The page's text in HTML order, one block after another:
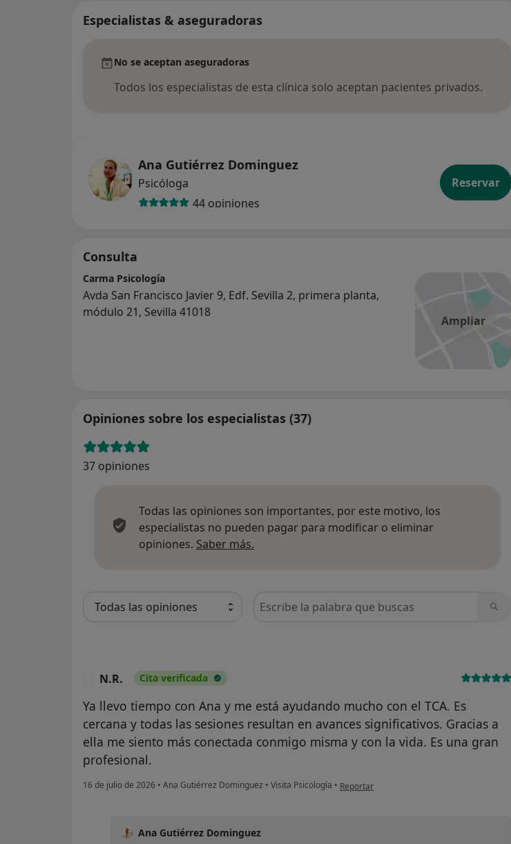
Especialistas & aseguradoras
No se aceptan aseguradoras
Todos los especialistas de esta clínica solo aceptan pacientes privados.
Ana Gutiérrez Dominguez
Psicóloga
44 opiniones
Reservar
Consulta
Ampliar
Carma Psicología
Avda San Francisco Javier 9, Edf. Sevilla 2, primera planta,
módulo 21, Sevilla 41018
Opiniones sobre los especialistas (37)
37 opiniones
Todas las opiniones son importantes, por este motivo, los
especialistas no pueden pagar para modificar o eliminar
opiniones. Saber más.
Busca en opiniones
N.R. Cita verificada
Ya llevo tiempo con Ana y me está ayudando mucho con el TCA. Es
cercana y todas las sesiones resultan en avances significativos. Gracias a
ella me siento más conectada conmigo misma y con la vida. Es una gran
profesional.
16 de julio de 2026 • Ana Gutiérrez Dominguez • Visita Psicología • en opinión del usuario N.R.
Reportar
Ana Gutiérrez Dominguez